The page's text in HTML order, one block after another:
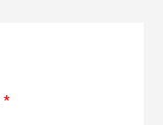
*